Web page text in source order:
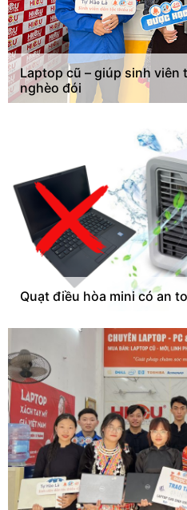
Laptop cũ – giúp sinh viên
nghèo đói
Quạt điều hòa mini có an